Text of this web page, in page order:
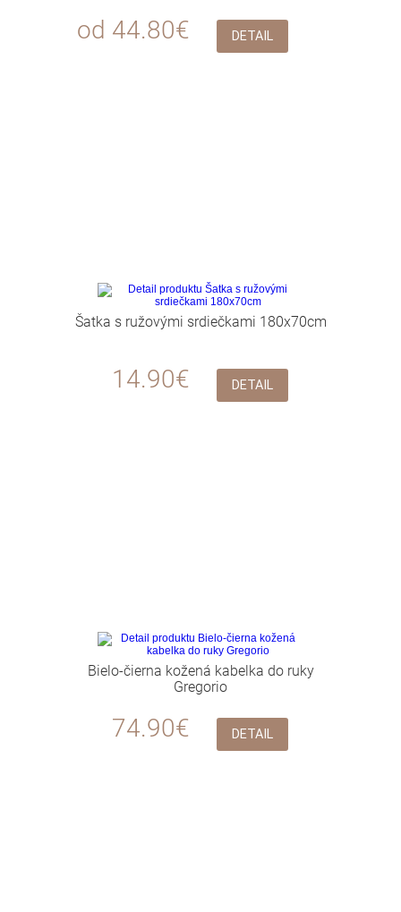
od 44.80€ DETAIL
Šatka s ružovými srdiečkami 180x70cm
14.90€ DETAIL
Bielo-čierna kožená kabelka do ruky
Gregorio
74.90€ DETAIL